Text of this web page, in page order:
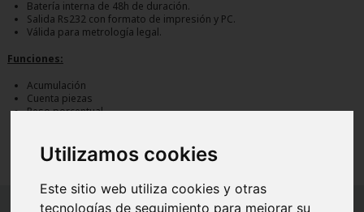
Utilizamos cookies
Este sitio web utiliza cookies y otras
tecnologías de seguimiento para mejorar su
Batería interna de 48h de duración.
Salida Rs232 con formato de impresión y PC.
Válida para metrología legal.
Funciones:
Acumulación
Cuenta piezas
Peso porcentual